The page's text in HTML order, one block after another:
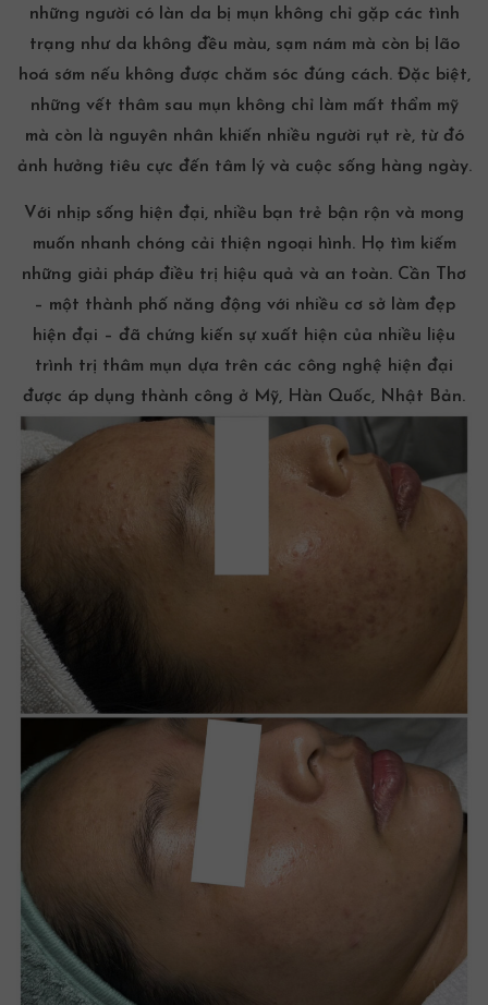
những người có làn da bị mụn không chỉ gặp các tình
trạng như da không đều màu, sạm nám mà còn bị lão
hoá sớm nếu không được chăm sóc đúng cách. Đặc biệt,
những vết thâm sau mụn không chỉ làm mất thẩm mỹ
mà còn là nguyên nhân khiến nhiều người rụt rè, từ đó
ảnh hưởng tiêu cực đến tâm lý và cuộc sống hàng ngày.
Với nhịp sống hiện đại, nhiều bạn trẻ bận rộn và mong
muốn nhanh chóng cải thiện ngoại hình. Họ tìm kiếm
những giải pháp điều trị hiệu quả và an toàn. Cần Thơ
– một thành phố năng động với nhiều cơ sở làm đẹp
hiện đại – đã chứng kiến sự xuất hiện của nhiều liệu
trình trị thâm mụn dựa trên các công nghệ hiện đại
được áp dụng thành công ở Mỹ, Hàn Quốc, Nhật Bản.